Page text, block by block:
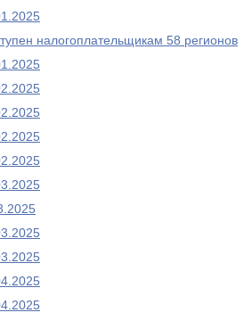
налогоплательщикам 58 регионов